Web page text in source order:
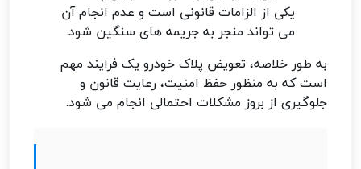
یکی از الزامات قانونی است و عدم انجام آن
می تواند منجر به جریمه های سنگین شود.
به طور خلاصه، تعویض پلاک خودرو یک فرایند مهم
است که به منظور حفظ امنیت، رعایت قانون و
جلوگیری از بروز مشکلات احتمالی انجام می شود.